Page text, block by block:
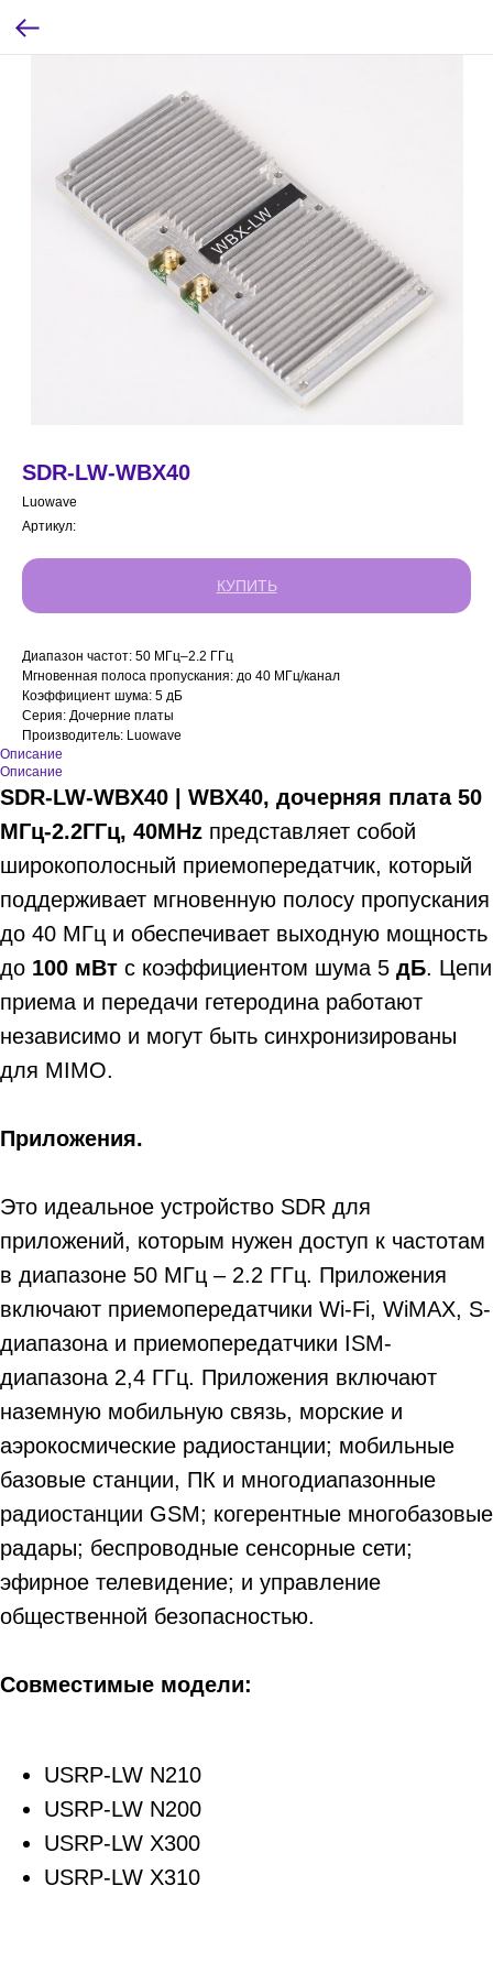
SDR-LW-WBX40
Luowave
Артикул:
КУПИТЬ
Диапазон частот: 50 МГц–2.2 ГГц
Мгновенная полоса пропускания: до 40 МГц/канал
Коэффициент шума: 5 дБ
Серия: Дочерние платы
Производитель: Luowave
Описание
Описание
SDR-LW-WBX40 | WBX40, дочерняя плата 50
МГц-2.2ГГц, 40MHz представляет собой
широкополосный приемопередатчик, который
поддерживает мгновенную полосу пропускания
до 40 МГц и обеспечивает выходную мощность
до 100 мВт с коэффициентом шума 5 дБ. Цепи
приема и передачи гетеродина работают
независимо и могут быть синхронизированы
для MIMO.
Приложения.
Это идеальное устройство SDR для
приложений, которым нужен доступ к частотам
в диапазоне 50 МГц – 2.2 ГГц. Приложения
включают приемопередатчики Wi-Fi, WiMAX, S-
диапазона и приемопередатчики ISM-
диапазона 2,4 ГГц. Приложения включают
наземную мобильную связь, морские и
аэрокосмические радиостанции; мобильные
базовые станции, ПК и многодиапазонные
радиостанции GSM; когерентные многобазовые
радары; беспроводные сенсорные сети;
эфирное телевидение; и управление
общественной безопасностью.
Совместимые модели:
USRP-LW N210
USRP-LW N200
USRP-LW X300
USRP-LW X310